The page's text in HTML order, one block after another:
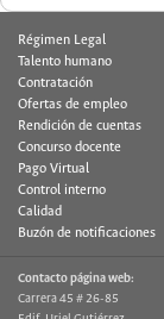
Régimen Legal
Talento humano
Contratación
Ofertas de empleo
Rendición de cuentas
Concurso docente
Pago Virtual
Control interno
Calidad
Buzón de notificaciones
Contacto página web:
Carrera 45 # 26-85